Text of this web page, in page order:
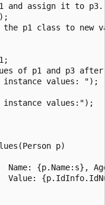
and assign it to p3.
p1 class to new
of p1 and p3
values: ");
values:");
p)
Name: {p.Name:s},
Value: